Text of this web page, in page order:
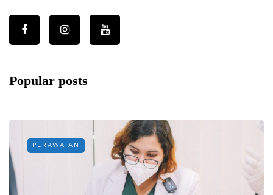
Popular posts
PERAWATAN